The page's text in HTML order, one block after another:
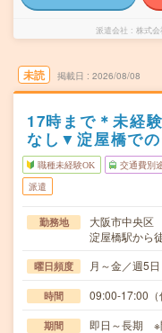
派遣会社 株式
未読 掲載日 2026/08/08
17時まで＊未経
なし▼淀屋橋で
職種未経験OK 交通費別
派遣
勤務地
大阪市中央区
淀屋橋駅から
曜日頻度 月～金／週5日
時間 09:00-17:00（
期間 即日～長期 ※